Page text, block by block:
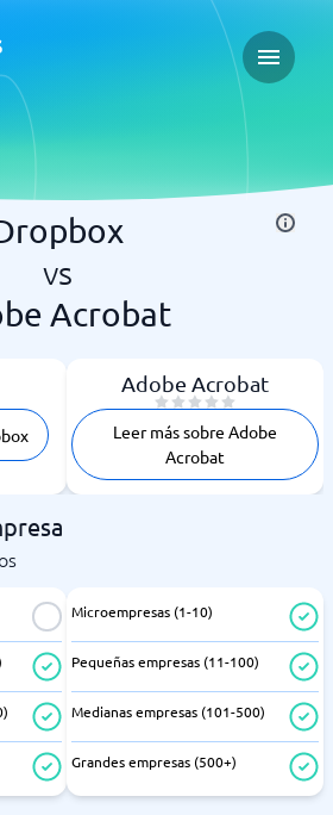
Open
vs
Acrobat
Adobe Acrobat
Leer más sobre Adobe
Acrobat
Microempresas (1-10)
Pequeñas empresas (11-100)
Medianas empresas (101-500)
Grandes empresas (500+)